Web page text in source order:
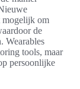
mogelijk om
de
Wearables
tools, maar
persoonlijke